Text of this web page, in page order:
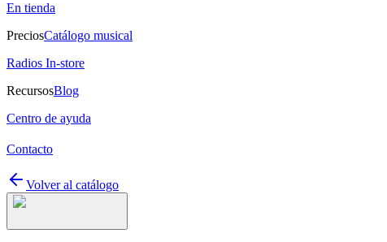
En tienda
PreciosCatálogo musical
Radios In-store
RecursosBlog
Centro de ayuda
Contacto
Volver al catálogo